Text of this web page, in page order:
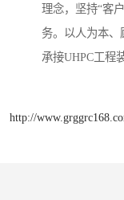
理念，坚持“客
务。以人为本
承接UHPC工程
http://